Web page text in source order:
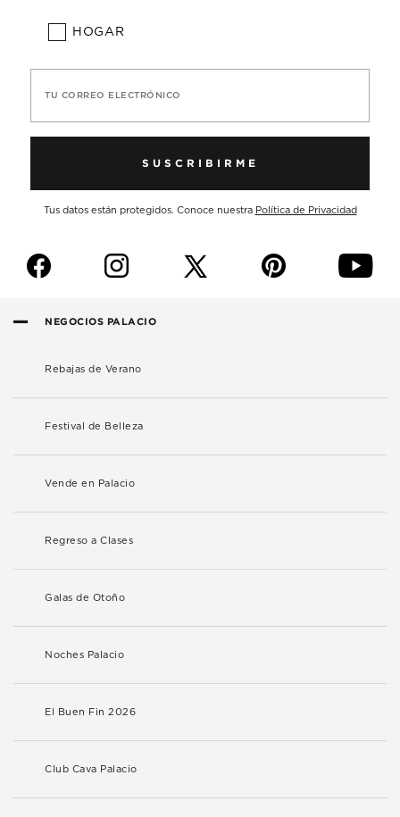
HOGAR
TU CORREO ELECTRÓNICO
SUSCRIBIRME
Tus datos están protegidos. Conoce nuestra Política de Privacidad
f i p y
NEGOCIOS PALACIO
Rebajas de Verano
Festival de Belleza
Vende en Palacio
Regreso a Clases
Galas de Otoño
Noches Palacio
El Buen Fin 2026
Club Cava Palacio